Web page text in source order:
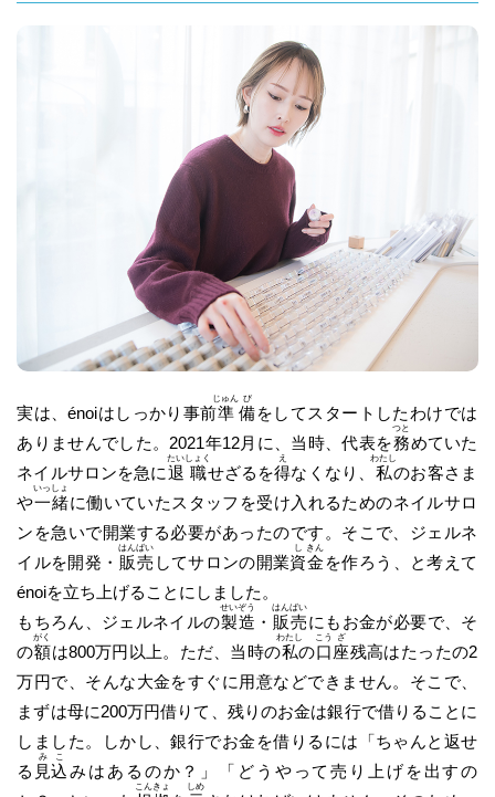
実は、énoiはしっかり事前準
じゅん
備
び
をしてスタートしたわけでは
ありませんでした。2021年12月に、当時、代表を務
つと
めていた
ネイルサロンを急に退
たい
職
しょく
せざるを得
え
なくなり、 私
わたし
のお客さま
や一
いっ
緒
しょ
に働いていたスタッフを受け入れるためのネイルサロ
ンを急いで開業する必要があったのです。そこで、ジェルネ
イルを開発・ 販
はん
売
ばい
してサロンの開業資
し
金
きん
を作ろう、と考えて
énoiを立ち上げることにしました。
もちろん、ジェルネイルの製
せい
造
ぞう
・ 販
はん
売
ばい
にもお金が必要で、そ
の額
がく
は800万円以上。ただ、当時の私
わたし
の口
こう
座
ざ
残高はたったの2
万円で、そんな大金をすぐに用意などできません。そこで、
まずは母に200万円借りて、残りのお金は銀行で借りることに
しました。しかし、銀行でお金を借りるには「ちゃんと返せ
る 見
み
込
こ
みはあるのか？」「どうやって売り上げを出すの
こんきょ しめ